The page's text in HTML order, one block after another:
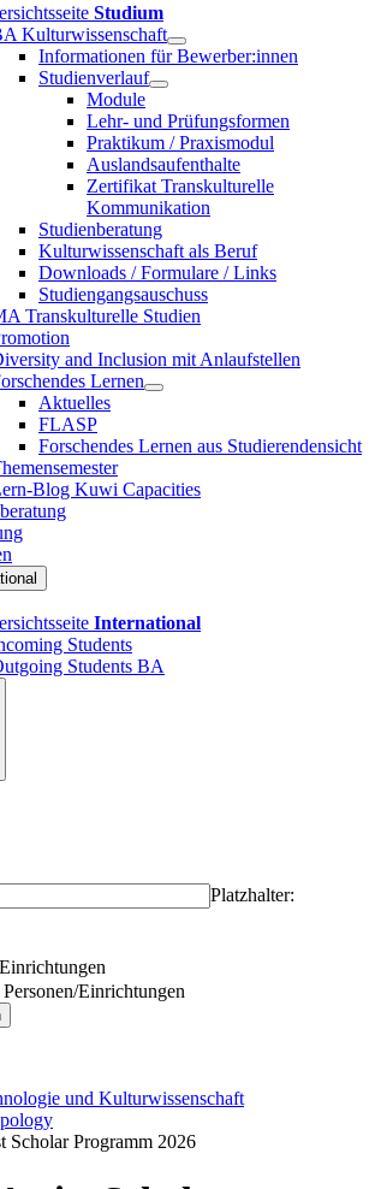
Studium
Kulturwissenschaft
Informationen für Bewerber:innen
Studienverlauf
Module
Lehr- und Prüfungsformen
Praktikum / Praxismodul
Auslandsaufenthalte
Zertifikat Transkulturelle
Kommunikation
Studienberatung
Kulturwissenschaft als Beruf
Downloads / Formulare / Links
Studiengangsauschuss
Transkulturelle Studien
and Inclusion mit Anlaufstellen
Lernen
Aktuelles
FLASP
Forschendes Lernen aus Studierendensicht
Blog Kuwi Capacities
International
Students
Students BA
Platzhalter:
Einrichtungen
und Kulturwissenschaft
Scholar Programm 2026